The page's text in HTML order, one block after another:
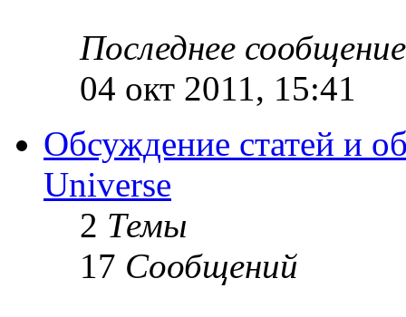
Последнее сообщение
04 окт 2011, 15:41
Обсуждение статей и
Universe
2 Темы
17 Сообщений